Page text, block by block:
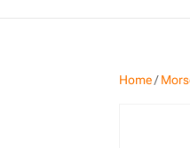
Home/